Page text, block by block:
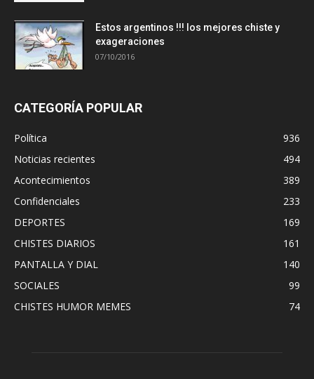
Estos argentinos !!! los mejores chiste y
exageraciones
07/10/2016
CATEGORÍA POPULAR
Política
936
Noticias recientes
494
Acontecimientos
389
Confidenciales
233
DEPORTES
169
CHISTES DIARIOS
161
PANTALLA Y DIAL
140
SOCIALES
99
CHISTES HUMOR MEMES
74